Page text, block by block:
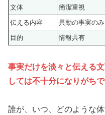
文体
簡潔重視
伝える内容
異動の事実のみ
目的
情報共有
事実だけを淡々と伝える
しては不十分になりがちで
誰が、いつ、どのような